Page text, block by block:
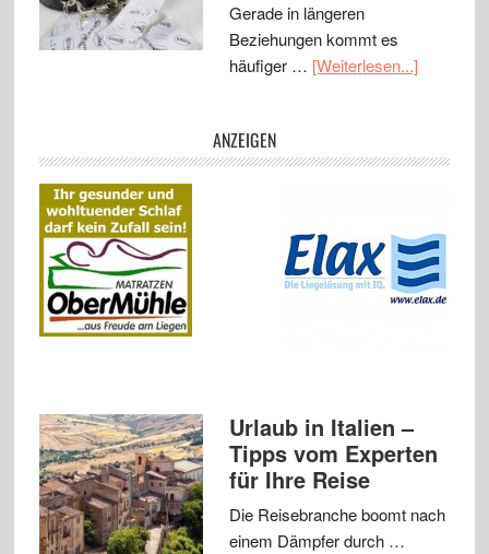
Gerade in längeren
Beziehungen kommt es
häufiger … [Weiterlesen...]
ANZEIGEN
Urlaub in Italien –
Tipps vom Experten
für Ihre Reise
Die Reisebranche boomt nach
einem Dämpfer durch …